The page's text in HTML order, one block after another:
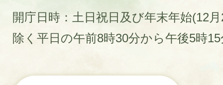
開庁日時：土日祝日及び年末年始(12
除く平日の午前8時30分から午後5時